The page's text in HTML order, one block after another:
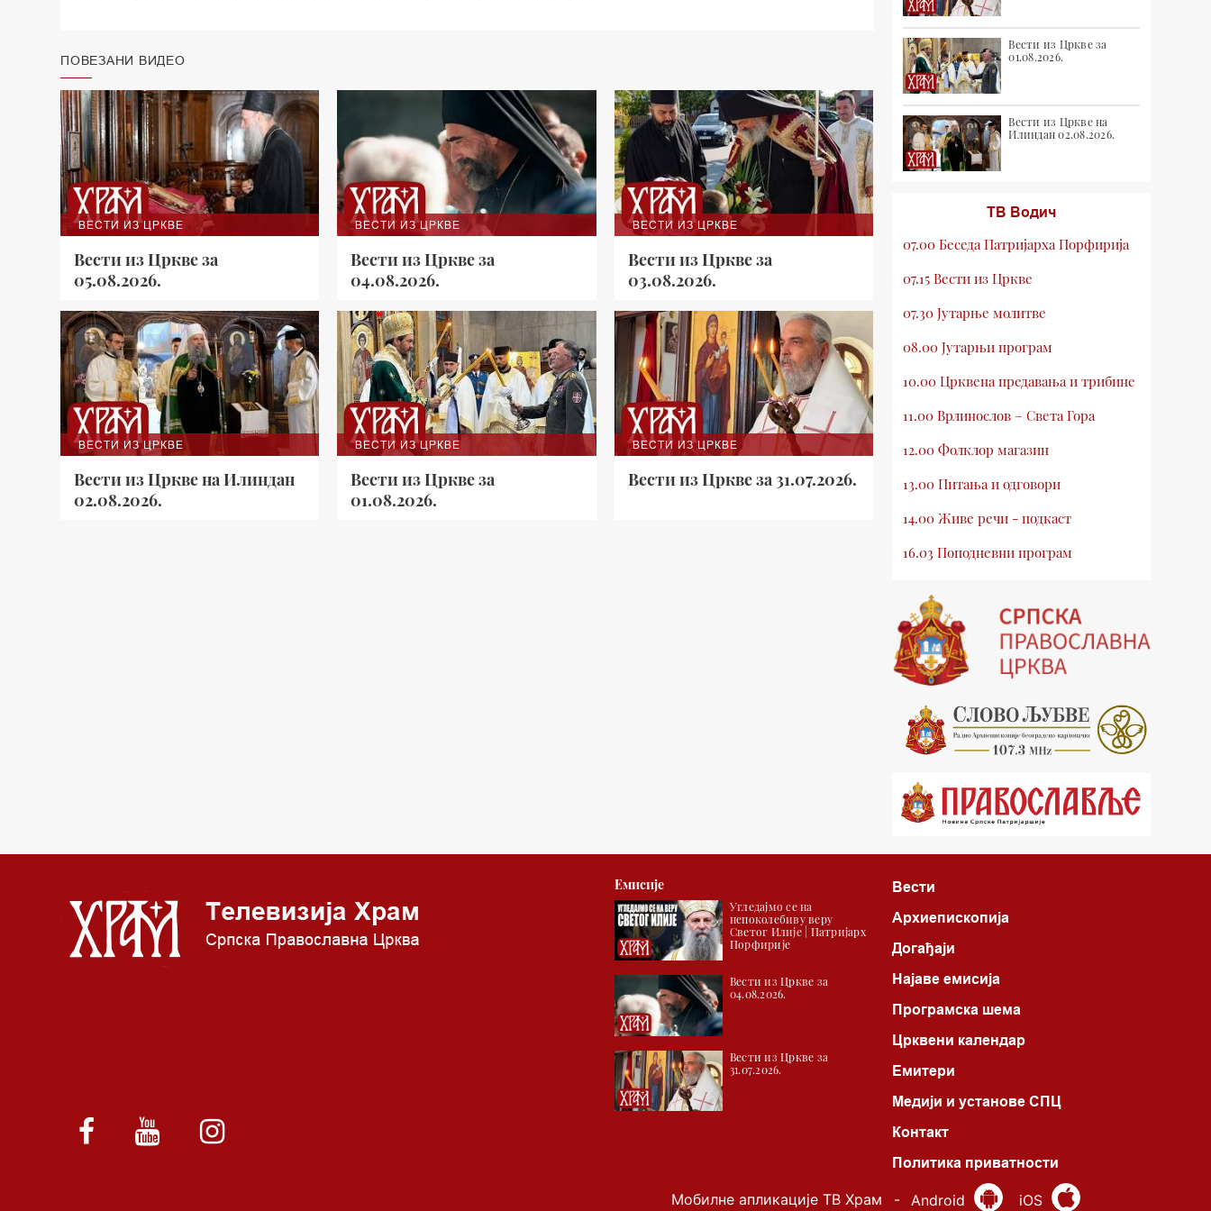
ПОВЕЗАНИ ВИДЕО
ВЕСТИ ИЗ ЦРКВЕ
Вести из Цркве за
05.08.2026.
ВЕСТИ ИЗ ЦРКВЕ
Вести из Цркве за
04.08.2026.
ВЕСТИ ИЗ ЦРКВЕ
Вести из Цркве за
03.08.2026.
ВЕСТИ ИЗ ЦРКВЕ
Вести из Цркве на Илиндан
02.08.2026.
ВЕСТИ ИЗ ЦРКВЕ
Вести из Цркве за
01.08.2026.
ВЕСТИ ИЗ ЦРКВЕ
Вести из Цркве за 31.07.2026.
Вести из Цркве за
01.08.2026.
Вести из Цркве на
Илиндан 02.08.2026.
ТВ Водич
07.00 Беседа Патријарха Порфирија
07.15 Вести из Цркве
07.30 Јутарње молитве
08.00 Јутарњи програм
10.00 Црквена предавања и трибине
11.00 Врлинослов – Света Гора
12.00 Фолклор магазин
13.00 Питања и одговори
14.00 Живе речи - подкаст
16.03 Поподневни програм
19.03 Атлас памћења
19.30 Вечерње молитве
20.00 Вести из Цркве
20.15 Реч архијереја
20.30 Млади у Цркви
21.03 Гугл пита
22.03 Црквена предавања и трибине
00.03 Гугл пита
01.03 Живе речи - подкаст
*најважније вести емитујемо на
Емисије
Угледајмо се на
непоколебиву веру
Светог Илије | Патријарх
Порфирије
Вести из Цркве за
04.08.2026.
Вести из Цркве за
31.07.2026.
Вести
Архиепископија
Догађаји
Најаве емисија
Програмска шема
Црквени календар
Емитери
Медији и установе СПЦ
Контакт
Политика приватности
Мобилне апликације ТВ Храм - Android iOS